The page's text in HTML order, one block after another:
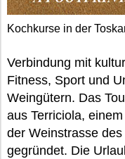
Kochkurse in der
Verbindung mit
Fitness, Sport und
Weingütern. Das
aus Terriciola,
der Weinstrasse
gegründet. Die